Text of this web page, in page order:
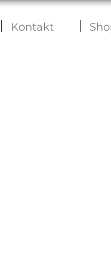
Kontakt